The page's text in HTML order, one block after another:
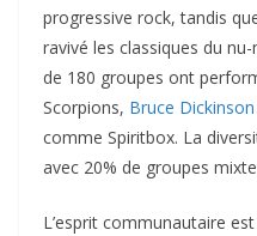
progressive rock, tandis
ravivé les classiques du
de 180 groupes ont
Scorpions, Bruce Dickinson
comme Spiritbox. La
avec 20% de groupes
L’esprit communautaire